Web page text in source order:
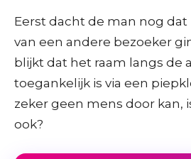
Eerst dacht de man nog
van een andere bezoeker
blijkt dat het raam langs de
toegankelijk is via een
zeker geen mens door kan,
ook?